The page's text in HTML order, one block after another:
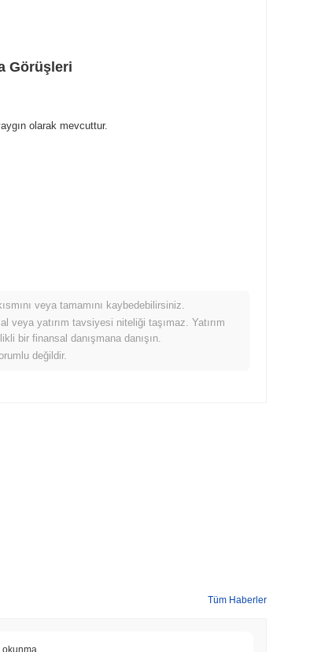
Görüşleri
olarak mevcuttur.
nasıl performans gösteriyor?
kaydeden daha iyi performans gösterdi. Bu, daha
belirtir.
veya tamamını kaybedebilirsiniz.
veya yatırım tavsiyesi niteliği taşımaz. Yatırım
bir finansal danışmana danışın.
değildir.
Tüm Haberler
okunma